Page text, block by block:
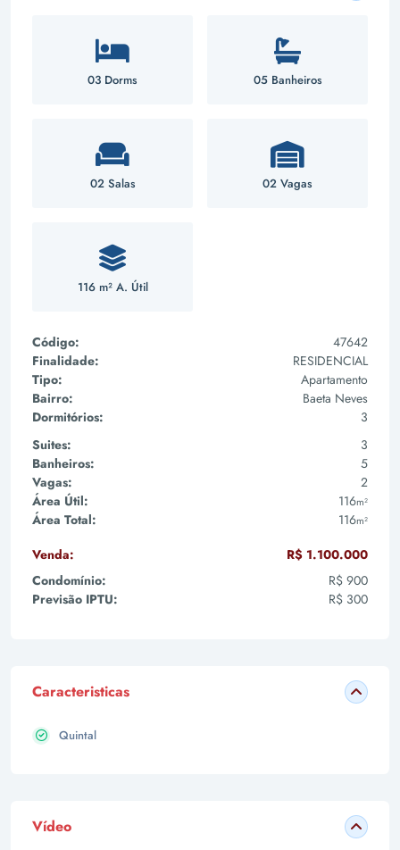
03 Dorms 05 Banheiros
02 Salas 02 Vagas
116 m² A. Útil
Código:
47642
Finalidade:
RESIDENCIAL
Tipo:
Apartamento
Bairro:
Baeta Neves
Dormitórios:
3
Suites:
3
Banheiros:
5
Vagas:
2
Área Útil:
116m²
Área Total: 116m²
Venda:
R$ 1.100.000
Condomínio:
R$ 900
Previsão IPTU:
R$ 300
Caracteristicas
Quintal
Vídeo